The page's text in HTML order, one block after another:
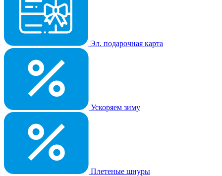
Эл. подарочная карта
Ускоряем зиму
Плетеные шнуры